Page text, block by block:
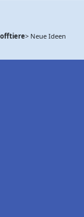
> Neue Ideen